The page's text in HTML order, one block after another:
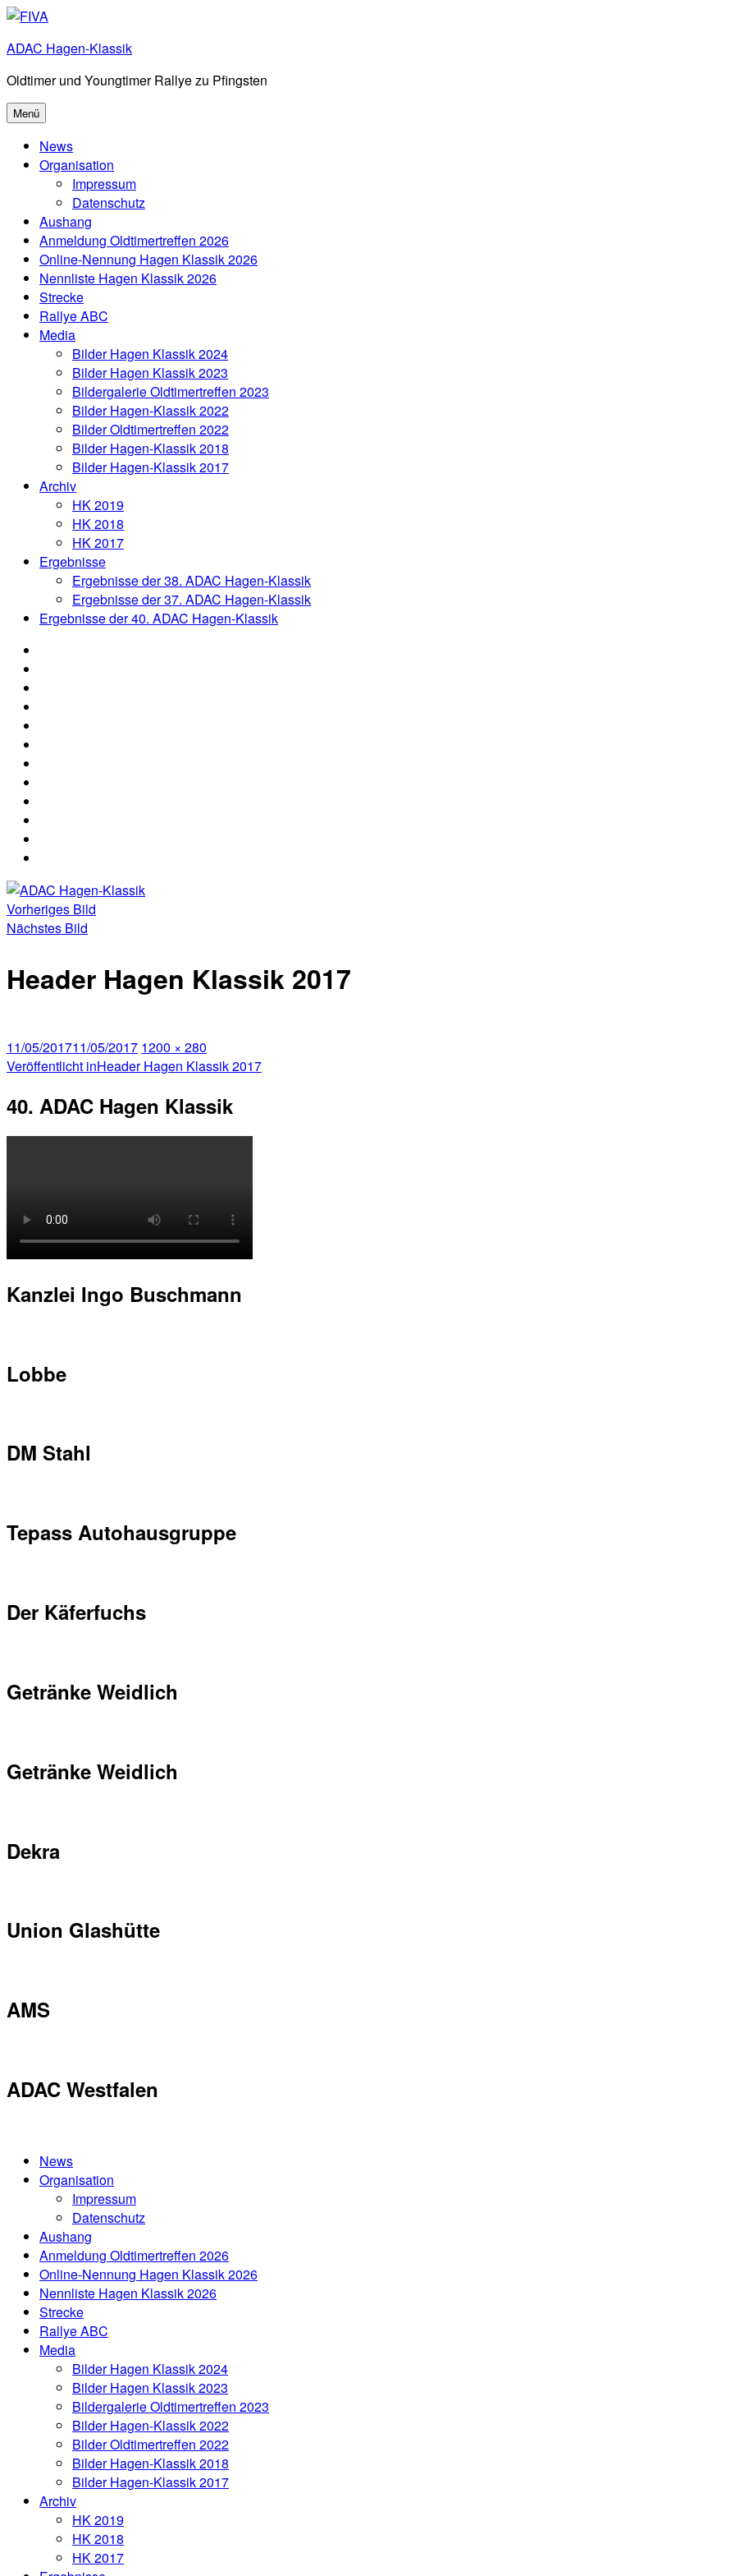
Zum
springen
ADAC Hagen-Klassik
Oldtimer und Youngtimer Rallye zu Pfingsten
Menü
News
Organisation
Impressum
Datenschutz
Aushang
Anmeldung Oldtimertreffen 2026
Online-Nennung Hagen Klassik 2026
Nennliste Hagen Klassik 2026
Strecke
Rallye ABC
Media
Bilder Hagen Klassik 2024
Bilder Hagen Klassik 2023
Bildergalerie Oldtimertreffen 2023
Bilder Hagen-Klassik 2022
Bilder Oldtimertreffen 2022
Bilder Hagen-Klassik 2018
Bilder Hagen-Klassik 2017
Archiv
HK 2019
HK 2018
HK 2017
Ergebnisse
Ergebnisse der 38. ADAC Hagen-Klassik
Ergebnisse der 37. ADAC Hagen-Klassik
Ergebnisse der 40. ADAC Hagen-Klassik
40.
ADAC
Hagen-
Vorheriges Bild
Nächstes Bild
Header Hagen Klassik 2017
Veröffentlicht
am
11/05/201711/05/2017 Volle
Größe
1200 × 280
Beitragsnavigation
Veröffentlicht inHeader Hagen Klassik 2017
40. ADAC Hagen Klassik
Kanzlei Ingo Buschmann
Lobbe
DM Stahl
Tepass Autohausgruppe
Der Käferfuchs
Getränke Weidlich
Getränke Weidlich
Dekra
Union Glashütte
AMS
ADAC Westfalen
News
Organisation
Impressum
Datenschutz
Aushang
Anmeldung Oldtimertreffen 2026
Online-Nennung Hagen Klassik 2026
Nennliste Hagen Klassik 2026
Strecke
Rallye ABC
Media
Bilder Hagen Klassik 2024
Bilder Hagen Klassik 2023
Bildergalerie Oldtimertreffen 2023
Bilder Hagen-Klassik 2022
Bilder Oldtimertreffen 2022
Bilder Hagen-Klassik 2018
Bilder Hagen-Klassik 2017
Archiv
HK 2019
HK 2018
HK 2017